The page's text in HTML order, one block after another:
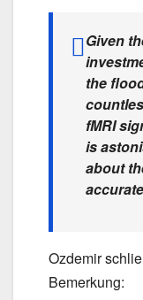
Given
the
fMRI
is
about
Ozdemir
Bemerkung: